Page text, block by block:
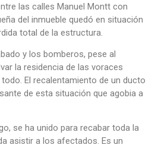
las calles Manuel Montt con
del inmueble quedó en situación
total de la estructura.
y los bomberos, pese al
la residencia de las voraces
El recalentamiento de un ducto
de esta situación que agobia a
se ha unido para recabar toda la
asistir a los afectados. Es un